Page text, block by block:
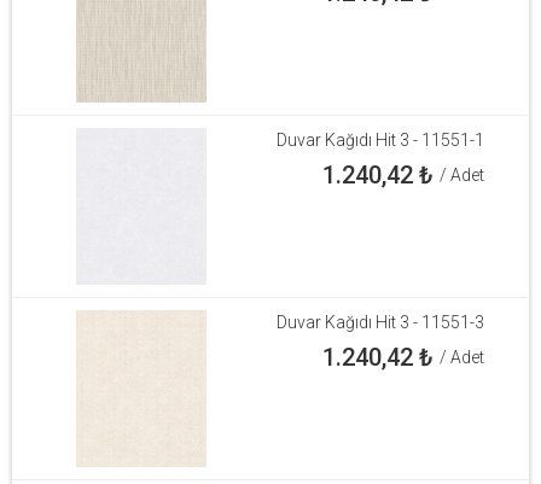
Duvar Kağıdı Hit 3 - 11551-1
1.240,42₺ / Adet
Duvar Kağıdı Hit 3 - 11551-3
1.240,42₺ / Adet